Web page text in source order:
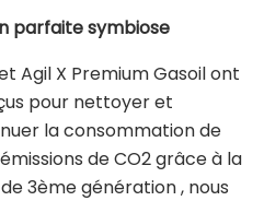
parfaite symbiose
Agil X Premium Gasoil ont
pour nettoyer et
la consommation de
de CO2 grâce à la
3ème génération , nous